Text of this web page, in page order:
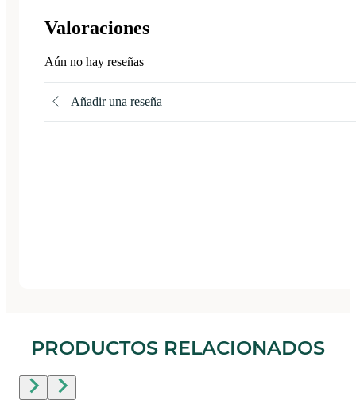
Valoraciones
Aún no hay reseñas
Añadir una reseña
PRODUCTOS RELACIONADOS